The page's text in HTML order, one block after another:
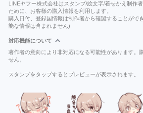
LINEヤフー株式会社はスタンプ/絵文字/着せかえ制作
ために、お客様の購入情報を利用します。
購入日付、登録国情報は制作者から確認することがで
能な情報は含まれません)
対応機能について
著作者の意向により非対応になる可能性があります。
せん。
スタンプをタップするとプレビューが表示されます。